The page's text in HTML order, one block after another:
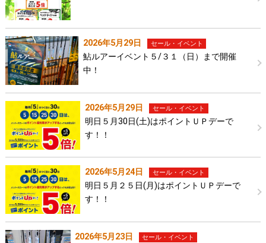
2026年5月29日 セール・イベント
鮎ルアーイベント５/３１（日）まで開催
中！
2026年5月29日 セール・イベント
明日５月30日(土)はポイントＵＰデーで
す！！
2026年5月24日 セール・イベント
明日５月２５日(月)はポイントＵＰデーで
す！！
2026年5月23日 セール・イベント